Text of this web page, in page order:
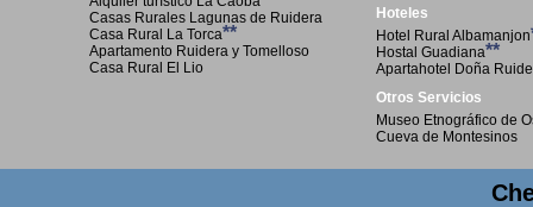
Casas Rurales Lagunas de Ruidera
Casa Rural La Torca**
Apartamento Ruidera y Tomelloso
Casa Rural El Lio
Hoteles
Hotel Rural Albamanjon
Hostal Guadiana**
Apartahotel Doña
Otros Servicios
Museo Etnográfico de
Cueva de Montesinos